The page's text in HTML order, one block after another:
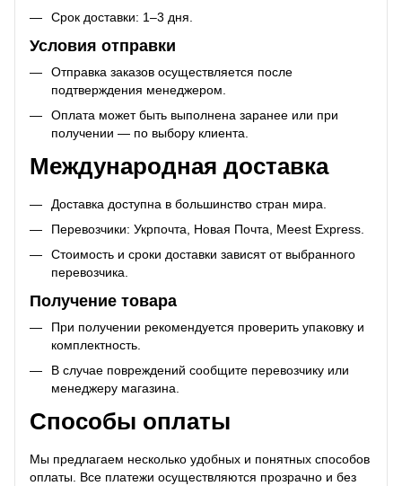
Срок доставки: 1–3 дня.
Условия отправки
Отправка заказов осуществляется после
подтверждения менеджером.
Оплата может быть выполнена заранее или при
получении — по выбору клиента.
Международная доставка
Доставка доступна в большинство стран мира.
Перевозчики: Укрпочта, Новая Почта, Meest Express.
Стоимость и сроки доставки зависят от выбранного
перевозчика.
Получение товара
При получении рекомендуется проверить упаковку и
комплектность.
В случае повреждений сообщите перевозчику или
менеджеру магазина.
Способы оплаты
Мы предлагаем несколько удобных и понятных способов
оплаты. Все платежи осуществляются прозрачно и без